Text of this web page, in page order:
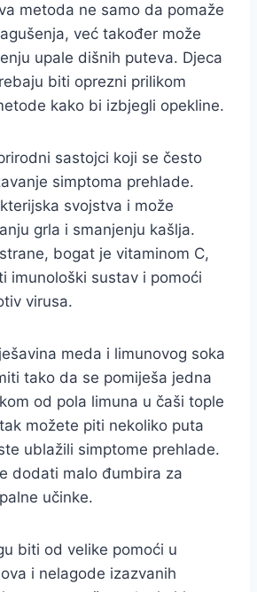
metoda ne samo da pomaže
već također može
upale dišnih puteva. Djeca
biti oprezni prilikom
kako bi izbjegli opekline.
sastojci koji se često
simptoma prehlade.
svojstva i može
grla i smanjenju kašlja.
bogat je vitaminom C,
imunološki sustav i pomoći
virusa.
meda i limunovog soka
tako da se pomiješa jedna
od pola limuna u čaši tople
možete piti nekoliko puta
ublažili simptome prehlade.
dodati malo đumbira za
učinke.
biti od velike pomoći u
i nelagode izazvanih